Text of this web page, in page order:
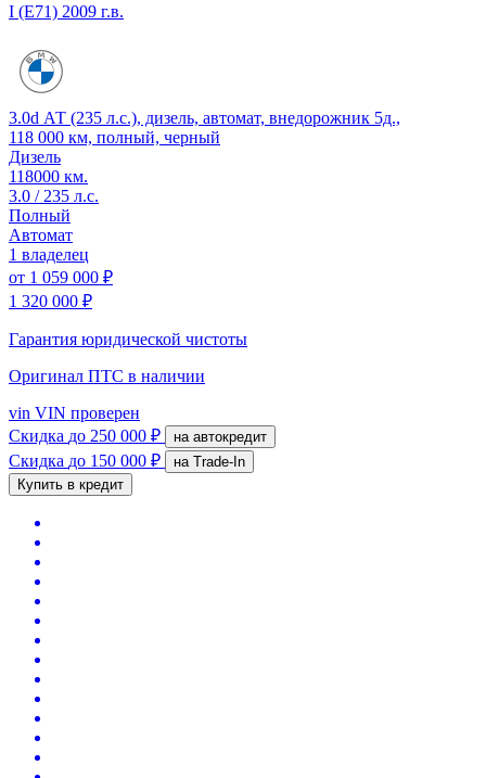
I (E71) 2009 г.в.
3.0d АТ (235 л.с.), дизель, автомат, внедорожник 5д.,
118 000 км, полный, черный
Дизель
118000 км.
3.0 / 235 л.с.
Полный
Автомат
1 владелец
от 1 059 000 ₽
1 320 000 ₽
Гарантия юридической чистоты
Оригинал ПТС в наличии
vin VIN проверен
Скидка до 250 000 ₽ на автокредит
Скидка до 150 000 ₽
на Trade-In
Купить в кредит